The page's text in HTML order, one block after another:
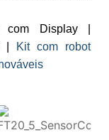
Display |
|
Kit com robot